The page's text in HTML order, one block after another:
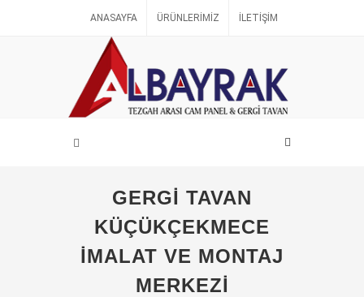
ANASAYFA ÜRÜNLERIMIZ İLETIŞIM
GERGI TAVAN
KÜÇÜKÇEKMECE
IMALAT VE MONTAJ
MERKEZI